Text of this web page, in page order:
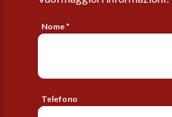
Nome *
Telefono